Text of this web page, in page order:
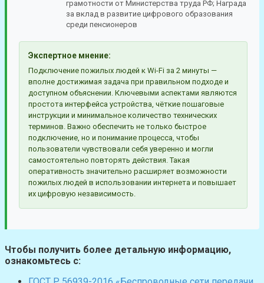
грамотности от Министерства труда РФ; Награда
за вклад в развитие цифрового образования
среди пенсионеров
Экспертное мнение:
Подключение пожилых людей к Wi-Fi за 2 минуты —
вполне достижимая задача при правильном подходе и
доступном объяснении. Ключевыми аспектами являются
простота интерфейса устройства, чёткие пошаговые
инструкции и минимальное количество технических
терминов. Важно обеспечить не только быстрое
подключение, но и понимание процесса, чтобы
пользователи чувствовали себя уверенно и могли
самостоятельно повторять действия. Такая
оперативность значительно расширяет возможности
пожилых людей в использовании интернета и повышает
их цифровую независимость.
Чтобы получить более детальную информацию,
ознакомьтесь с: